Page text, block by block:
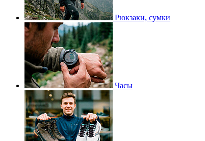
Рюкзаки, сумки
Часы